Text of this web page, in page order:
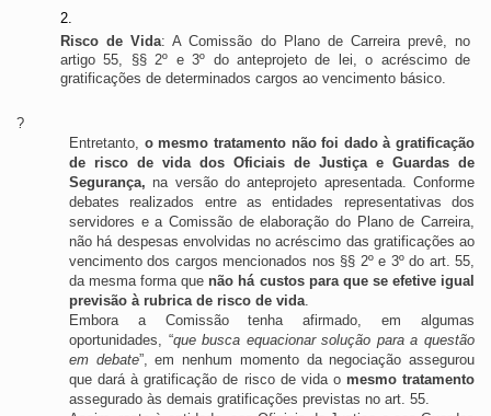
Risco de Vida: A Comissão do Plano de Carreira prevê, no
artigo 55, §§ 2º e 3º do anteprojeto de lei, o acréscimo de
gratificações de determinados cargos ao vencimento básico.
?
Entretanto, o mesmo tratamento não foi dado à gratificação
de risco de vida dos Oficiais de Justiça e Guardas de
Segurança, na versão do anteprojeto apresentada. Conforme
debates realizados entre as entidades representativas dos
servidores e a Comissão de elaboração do Plano de Carreira,
não há despesas envolvidas no acréscimo das gratificações ao
vencimento dos cargos mencionados nos §§ 2º e 3º do art. 55,
da mesma forma que não há custos para que se efetive igual
previsão à rubrica de risco de vida
Embora a Comissão tenha afirmado, em algumas
oportunidades, “que busca equacionar solução para a questão
em debate”, em nenhum momento da negociação assegurou
que dará à gratificação de risco de vida o mesmo tratamento
assegurado às demais gratificações previstas no art. 55.